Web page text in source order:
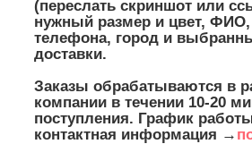
(переслать скриншот или
нужный размер и цвет,
телефона, город и
доставки.
Заказы обрабатываются в
компании в течении 10-20
поступления. График
контактная информация →